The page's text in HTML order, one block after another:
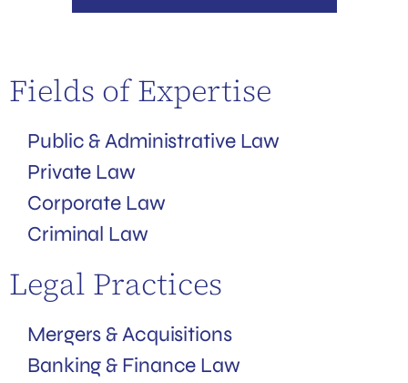
Fields of Expertise
Public & Administrative Law
Private Law
Corporate Law
Criminal Law
Legal Practices
Mergers & Acquisitions
Banking & Finance Law